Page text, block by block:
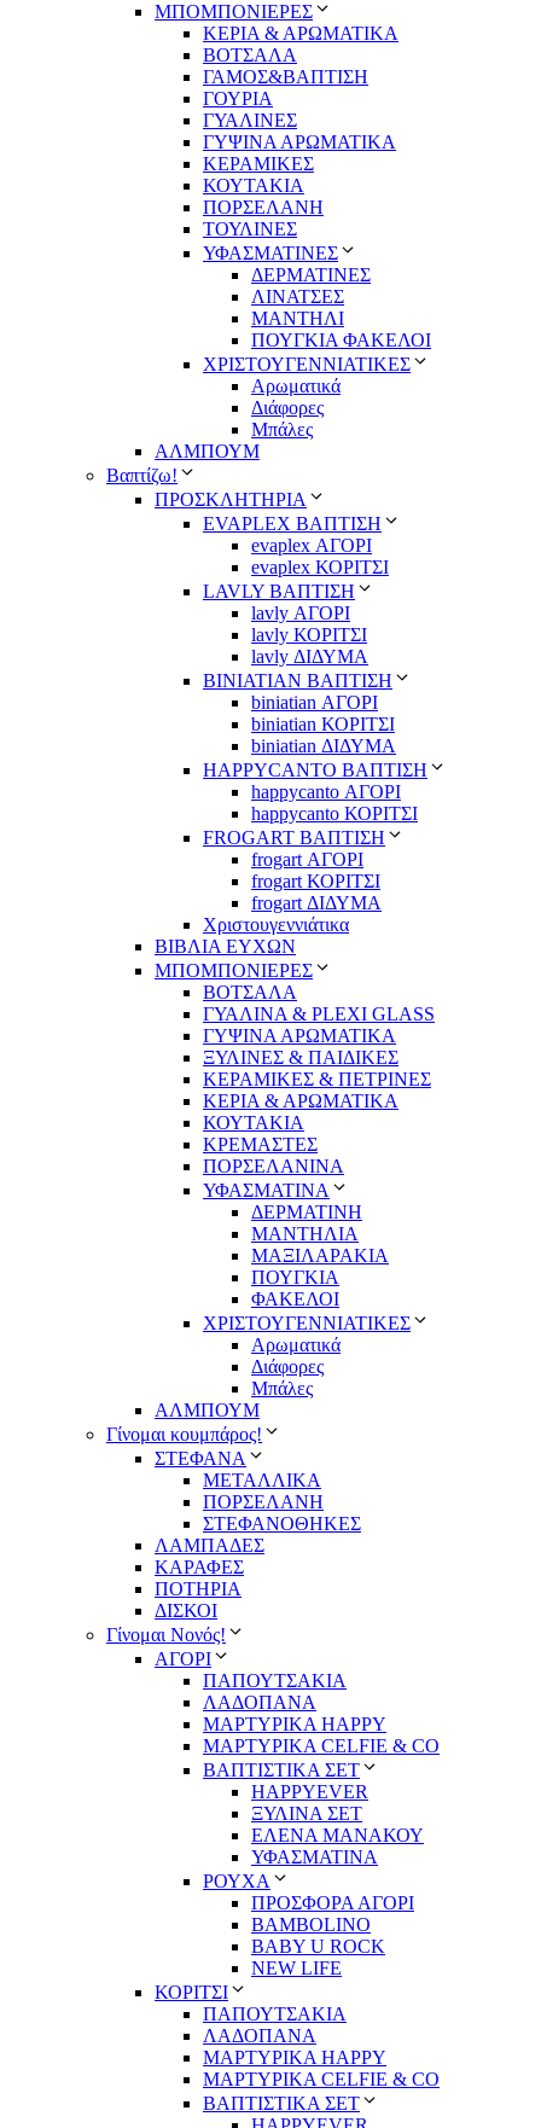
ΜΠΟΜΠΟΝΙΕΡΕΣ
ΚΕΡΙΑ & ΑΡΩΜΑΤΙΚΑ
ΒΟΤΣΑΛΑ
ΓΑΜΟΣ&ΒΑΠΤΙΣΗ
ΓΟΥΡΙΑ
ΓΥΑΛΙΝΕΣ
ΓΥΨΙΝΑ ΑΡΩΜΑΤΙΚΑ
ΚΕΡΑΜΙΚΕΣ
ΚΟΥΤΑΚΙΑ
ΠΟΡΣΕΛΑΝΗ
ΤΟΥΛΙΝΕΣ
ΥΦΑΣΜΑΤΙΝΕΣ
ΔΕΡΜΑΤΙΝΕΣ
ΛΙΝΑΤΣΕΣ
ΜΑΝΤΗΛΙ
ΠΟΥΓΚΙΑ ΦΑΚΕΛΟΙ
ΧΡΙΣΤΟΥΓΕΝΝΙΑΤΙΚΕΣ
Αρωματικά
Διάφορες
Μπάλες
ΑΛΜΠΟΥΜ
Βαπτίζω!
ΠΡΟΣΚΛΗΤΗΡΙΑ
EVAPLEX ΒΑΠΤΙΣΗ
evaplex ΑΓΟΡΙ
evaplex ΚΟΡΙΤΣΙ
LAVLY ΒΑΠΤΙΣΗ
lavly ΑΓΟΡΙ
lavly ΚΟΡΙΤΣΙ
lavly ΔΙΔΥΜΑ
ΒΙΝΙΑΤΙΑΝ ΒΑΠΤΙΣΗ
biniatian ΑΓΟΡΙ
biniatian ΚΟΡΙΤΣΙ
biniatian ΔΙΔΥΜΑ
HAPPYCANTO ΒΑΠΤΙΣΗ
happycanto ΑΓΟΡΙ
happycanto ΚΟΡΙΤΣΙ
FROGART ΒΑΠΤΙΣΗ
frogart ΑΓΟΡΙ
frogart ΚΟΡΙΤΣΙ
frogart ΔΙΔΥΜΑ
Χριστουγεννιάτικα
ΒΙΒΛΙΑ ΕΥΧΩΝ
ΜΠΟΜΠΟΝΙΕΡΕΣ
ΒΟΤΣΑΛΑ
ΓΥΑΛΙΝΑ & PLEXI GLASS
ΓΥΨΙΝΑ ΑΡΩΜΑΤΙΚΑ
ΞΥΛΙΝΕΣ & ΠΑΙΔΙΚΕΣ
ΚΕΡΑΜΙΚΕΣ & ΠΕΤΡΙΝΕΣ
ΚΕΡΙΑ & ΑΡΩΜΑΤΙΚΑ
ΚΟΥΤΑΚΙΑ
ΚΡΕΜΑΣΤΕΣ
ΠΟΡΣΕΛΑΝΙΝΑ
ΥΦΑΣΜΑΤΙΝA
ΔΕΡΜΑΤΙΝΗ
ΜΑΝΤΗΛΙΑ
ΜΑΞΙΛΑΡΑΚΙΑ
ΠΟΥΓΚΙΑ
ΦΑΚΕΛΟΙ
ΧΡΙΣΤΟΥΓΕΝΝΙΑΤΙΚΕΣ
Αρωματικά
Διάφορες
Μπάλες
ΑΛΜΠΟΥΜ
Γίνομαι κουμπάρος!
ΣΤΕΦΑΝΑ
ΜΕΤΑΛΛΙΚΑ
ΠΟΡΣΕΛΑΝΗ
ΣΤΕΦΑΝΟΘΗΚΕΣ
ΛΑΜΠΑΔΕΣ
ΚΑΡΑΦΕΣ
ΠΟΤΗΡΙΑ
ΔΙΣΚΟΙ
Γίνομαι Νονός!
ΑΓΟΡΙ
ΠΑΠΟΥΤΣΑΚΙΑ
ΛΑΔΟΠΑΝΑ
ΜΑΡΤΥΡΙΚΑ HAPPY
ΜΑΡΤΥΡΙΚΑ CELFIE & CO
ΒΑΠΤΙΣΤΙΚΑ ΣΕΤ
HAPPYEVER
ΞΥΛΙΝΑ ΣΕΤ
ΕΛΕΝΑ ΜΑΝΑΚΟΥ
ΥΦΑΣΜΑΤΙΝΑ
ΡΟΥΧΑ
ΠΡΟΣΦΟΡΑ ΑΓΟΡΙ
BAMBOLINO
BABY U ROCK
NEW LIFE
ΚΟΡΙΤΣΙ
ΠΑΠΟΥΤΣΑΚΙΑ
ΛΑΔΟΠΑΝΑ
ΜΑΡΤΥΡΙΚΑ HAPPY
ΜΑΡΤΥΡΙΚΑ CELFIE & CO
ΒΑΠΤΙΣΤΙΚΑ ΣΕΤ